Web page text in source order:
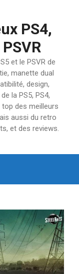
PS4,
et le PSVR de
manette dual
design,
la PS5, PS4,
top des meilleurs
aussi du retro
et des reviews.